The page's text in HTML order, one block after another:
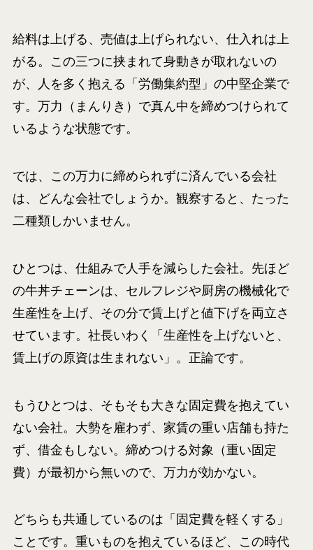
給料は上げる、売値は上げられない、仕入れは上
がる。この三つに挟まれて身動きが取れないの
が、人を多く抱える「労働集約型」の中堅企業で
す。万力（まんりき）で真ん中を締めつけられて
いるような状態です。
では、この万力に締められずに済んでいる会社
は、どんな会社でしょうか。観察すると、たった
二種類しかいません。
ひとつは、仕組みで人手を減らした会社。先ほど
の牛丼チェーンは、セルフレジや厨房の機械化で
生産性を上げ、その分で賃上げと値下げを両立さ
せています。社長いわく「生産性を上げないと、
賃上げの原資は生まれない」。正論です。
もうひとつは、そもそも大きな固定費を抱えてい
ない会社。大勢を雇わず、家賃の重い店舗も持た
ず、借金もしない。締めつける対象（重い固定
費）が最初から無いので、万力が効かない。
どちらも共通しているのは「固定費を軽くする」
ことです。重いものを抱えているほど、この時代